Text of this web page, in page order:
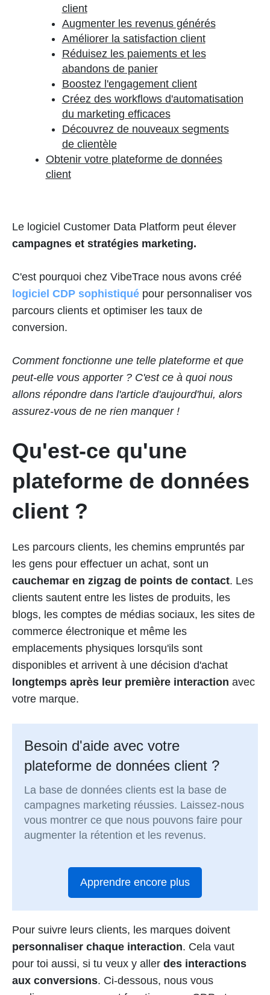
client
Augmenter les revenus générés
Améliorer la satisfaction client
Réduisez les paiements et les
abandons de panier
Boostez l'engagement client
Créez des workflows d'automatisation
du marketing efficaces
Découvrez de nouveaux segments
de clientèle
Obtenir votre plateforme de données
client
Le logiciel Customer Data Platform peut élever
campagnes et stratégies marketing.
C'est pourquoi chez VibeTrace nous avons créé
logiciel CDP sophistiqué pour personnaliser vos
parcours clients et optimiser les taux de
conversion.
Comment fonctionne une telle plateforme et que
peut-elle vous apporter ? C'est ce à quoi nous
allons répondre dans l'article d'aujourd'hui, alors
assurez-vous de ne rien manquer !
Qu'est-ce qu'une
plateforme de données
client ?
Les parcours clients, les chemins empruntés par
les gens pour effectuer un achat, sont un
cauchemar en zigzag de points de contact. Les
clients sautent entre les listes de produits, les
blogs, les comptes de médias sociaux, les sites de
commerce électronique et même les
emplacements physiques lorsqu'ils sont
disponibles et arrivent à une décision d'achat
longtemps après leur première interaction avec
votre marque.
Besoin d'aide avec votre
plateforme de données client ?
La base de données clients est la base de
campagnes marketing réussies. Laissez-nous
vous montrer ce que nous pouvons faire pour
augmenter la rétention et les revenus.
Apprendre encore plus
Pour suivre leurs clients, les marques doivent
personnaliser chaque interaction. Cela vaut
pour toi aussi, si tu veux y aller des interactions
aux conversions. Ci-dessous, nous vous